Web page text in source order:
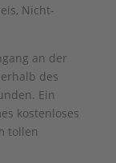
Nicht-
an der
des
Ein
kostenloses
tollen